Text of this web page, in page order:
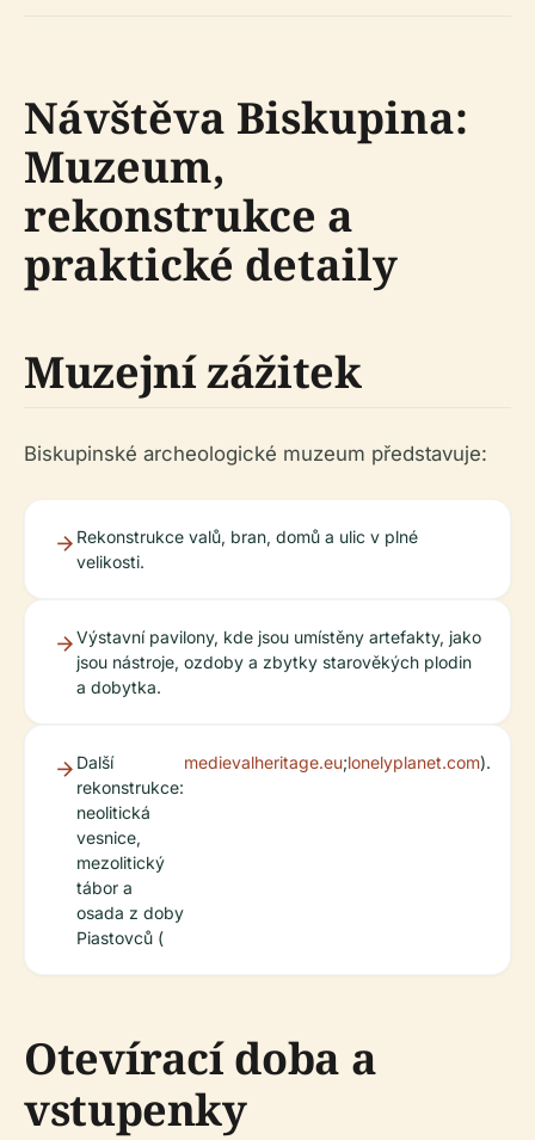
Návštěva Biskupina:
Muzeum,
rekonstrukce a
praktické detaily
Muzejní zážitek
Biskupinské archeologické muzeum představuje:
Rekonstrukce valů, bran, domů a ulic v plné
velikosti.
Výstavní pavilony, kde jsou umístěny artefakty, jako
jsou nástroje, ozdoby a zbytky starověkých plodin
a dobytka.
Další
rekonstrukce:
neolitická
vesnice,
mezolitický
tábor a
osada z doby
Piastovců (
medievalheritage.eu;lonelyplanet.com).
Otevírací doba a
vstupenky